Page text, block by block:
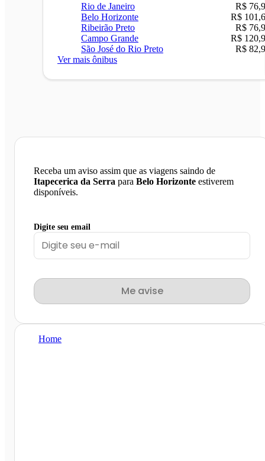
Rio de Janeiro
R$
Belo Horizonte
R$
Ribeirão Preto
R$
Campo Grande
R$
São José do Rio Preto
R$
Ver mais ônibus
Receba um aviso assim que as viagens saindo de
Itapecerica da Serra para Belo Horizonte estiverem
disponíveis.
Digite seu email
Me avise
Home